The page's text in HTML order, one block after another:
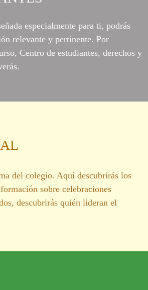
especialmente para ti, podrás
relevante y pertinente. Por
Centro de estudiantes, derechos y
del colegio. Aquí descubrirás los
sobre celebraciones
descubrirás quién lideran el